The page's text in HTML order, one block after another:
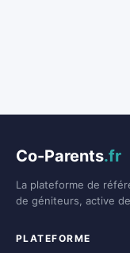
Co-Parents.fr
La plateforme de
de géniteurs, active
PLATEFORME